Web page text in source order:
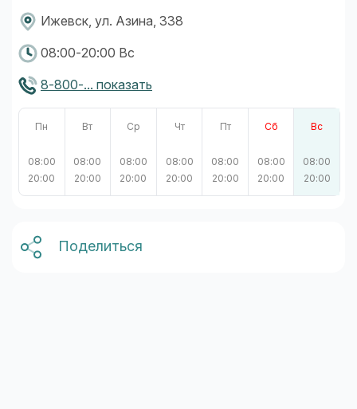
Ижевск, ул. Азина, 338
08:00-20:00 Вс
8-800-... показать
Пн
08:00
20:00
Вт
08:00
20:00
Ср
08:00
20:00
Чт
08:00
20:00
Пт
08:00
20:00
Сб
08:00
20:00
Вс
08:00
20:00
Поделиться